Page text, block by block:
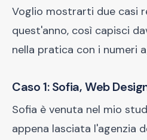
Voglio mostrarti due casi
quest'anno, così capisci
nella pratica con i numeri
Caso 1: Sofia, Web
Sofia è venuta nel mio
appena lasciata l'agenzia